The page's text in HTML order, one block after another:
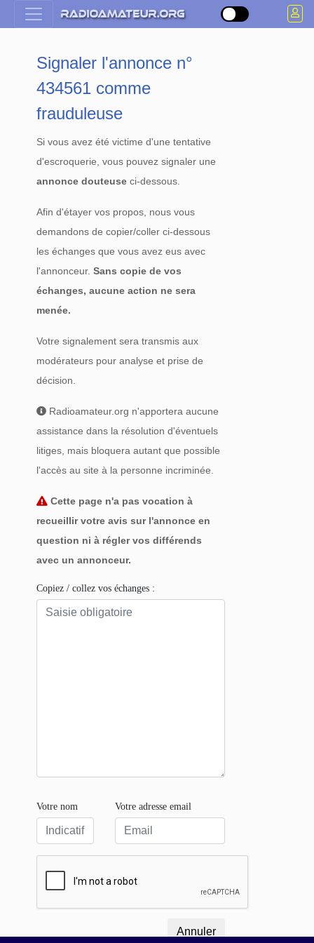
Signaler l'annonce n°
434561 comme
frauduleuse
Si vous avez été victime d'une tentative
d'escroquerie, vous pouvez signaler une
annonce douteuse ci-dessous.
Afin d'étayer vos propos, nous vous
demandons de copier/coller ci-dessous
les échanges que vous avez eus avec
l'annonceur.Sans copie de vos
échanges, aucune action ne sera
menée.
Votre signalement sera transmis aux
modérateurs pour analyse et prise de
décision.
Radioamateur.org n'apportera aucune
assistance dans la résolution d'éventuels
litiges, mais bloquera autant que possible
l'accès au site à la personne incriminée.
Cette page n'a pas vocation à
recueillir votre avis sur l'annonce en
question ni à régler vos différends
avec un annonceur.
Copiez / collez vos échanges :
Votre nom Votre adresse email